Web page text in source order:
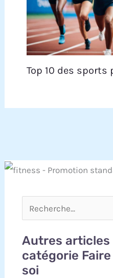
Top 10 des
Autres articles
catégorie
soi